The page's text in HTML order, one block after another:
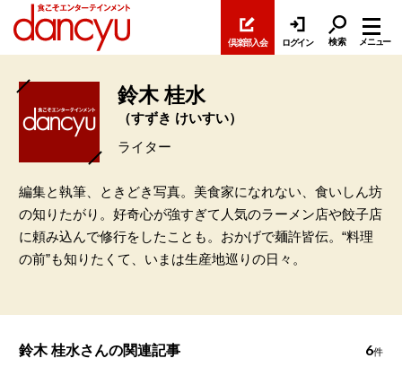
倶楽部入会 ログイン 検索 メニュー
鈴木 桂水
（すずき けいすい）
ライター
編集と執筆、ときどき写真。美食家になれない、食いしん坊
の知りたがり。好奇心が強すぎて人気のラーメン店や餃子店
に頼み込んで修行をしたことも。おかげで麺許皆伝。“料理
の前”も知りたくて、いまは生産地巡りの日々。
鈴木 桂水さんの関連記事 6件